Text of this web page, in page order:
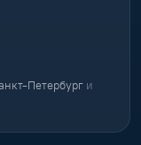
Петербург и